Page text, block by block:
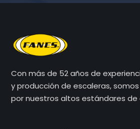
Con más de 52 años de
y producción de escaleras,
por nuestros altos estándares de